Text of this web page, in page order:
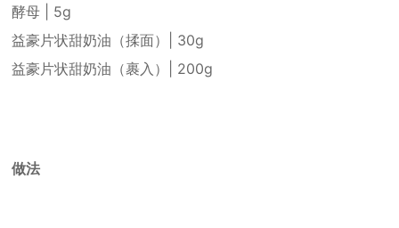
酵母 | 5g
益豪片状甜奶油（揉面）| 30g
益豪片状甜奶油（裹入）| 200g
做法